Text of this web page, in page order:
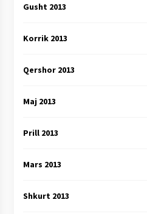
Gusht 2013
Korrik 2013
Qershor 2013
Maj 2013
Prill 2013
Mars 2013
Shkurt 2013